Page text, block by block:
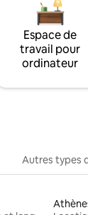
Espace de
travail pour
ordinateur
Autres types